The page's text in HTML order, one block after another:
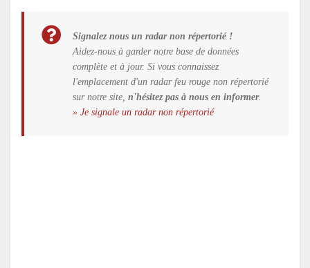
Signalez nous un radar non répertorié !
Aidez-nous à garder notre base de données
complète et à jour. Si vous connaissez
l'emplacement d'un radar feu rouge non répertorié
sur notre site, n'hésitez pas à nous en informer.
» Je signale un radar non répertorié